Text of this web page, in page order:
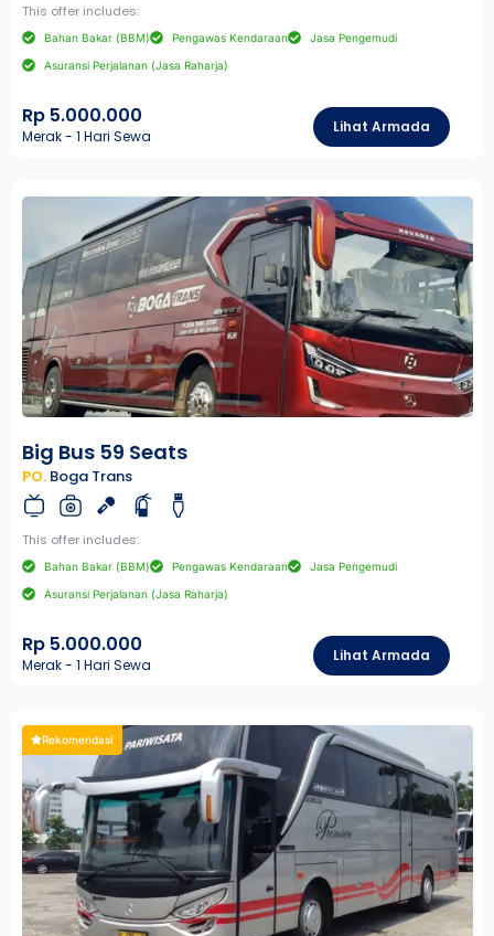
This offer includes:
Bahan Bakar (BBM) Pengawas Kendaraan Jasa Pengemudi
Asuransi Perjalanan (Jasa Raharja)
Rp 5.000.000
Merak - 1 Hari Sewa
Lihat Armada
Big Bus 59 Seats
PO. Boga Trans
This offer includes:
Bahan Bakar (BBM) Pengawas Kendaraan Jasa Pengemudi
Asuransi Perjalanan (Jasa Raharja)
Rp 5.000.000
Merak - 1 Hari Sewa
Lihat Armada
Rekomendasi